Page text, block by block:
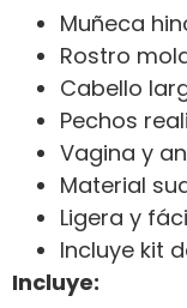
Muñeca
Rostro
Cabello
Pechos
Vagina y
Material
Ligera y
Incluye kit
Incluye: